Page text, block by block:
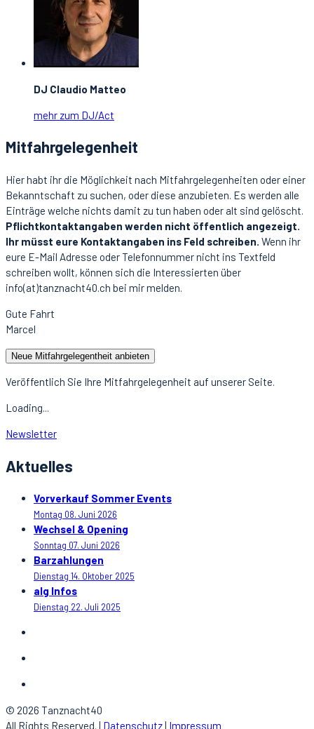
DJ Claudio Matteo
mehr zum DJ/Act
Mitfahrgelegenheit
Hier habt ihr die Möglichkeit nach Mitfahrgelegenheiten oder einer
Bekanntschaft zu suchen, oder diese anzubieten. Es werden alle
Einträge welche nichts damit zu tun haben oder alt sind gelöscht.
Pflichtkontaktangaben werden nicht öffentlich angezeigt.
Ihr müsst eure Kontaktangaben ins Feld schreiben. Wenn ihr
eure E-Mail Adresse oder Telefonnummer nicht ins Textfeld
schreiben wollt, können sich die Interessierten über
info(at)tanznacht40.ch bei mir melden.
Gute Fahrt
Marcel
Neue Mitfahrgelegentheit anbieten
Veröffentlich Sie Ihre Mitfahrgelegenheit auf unserer Seite.
Loading...
Newsletter
Aktuelles
Vorverkauf Sommer Events
Montag 08. Juni 2026
Wechsel & Opening
Sonntag 07. Juni 2026
Barzahlungen
Dienstag 14. Oktober 2025
alg Infos
Dienstag 22. Juli 2025
© 2026 Tanznacht40
All Rights Reserved. | Datenschutz Impressum